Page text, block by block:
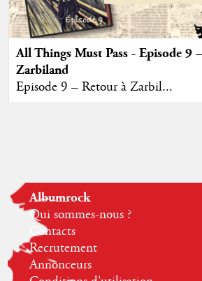
All Things Must Pass - Episode 9
Zarbiland
Episode 9 – Retour à Zarbil...
Albumrock
Qui sommes-nous ?
Contacts
Recrutement
Annonceurs